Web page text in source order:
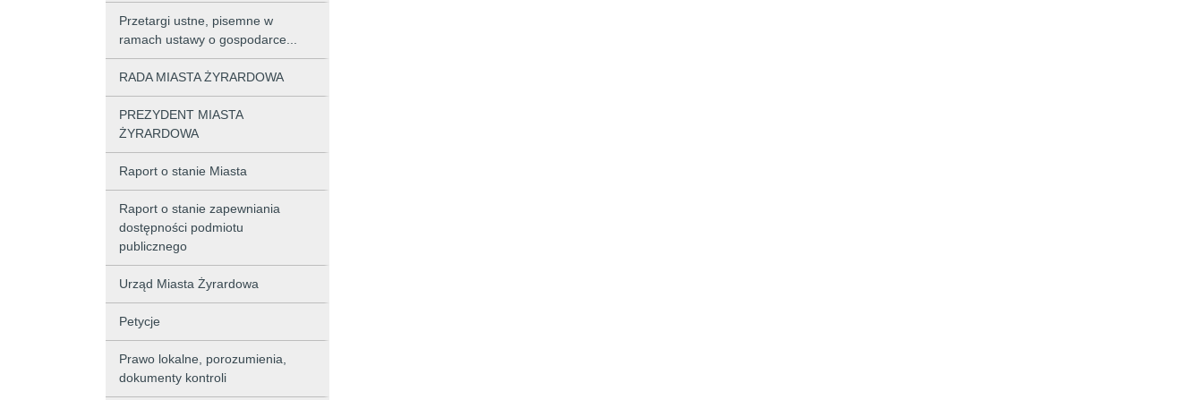
Przetargi ustne, pisemne w
ramach ustawy o gospodarce...
RADA MIASTA ŻYRARDOWA
PREZYDENT MIASTA
ŻYRARDOWA
Raport o stanie Miasta
Raport o stanie zapewniania
dostępności podmiotu
publicznego
Urząd Miasta Żyrardowa
Petycje
Prawo lokalne, porozumienia,
dokumenty kontroli